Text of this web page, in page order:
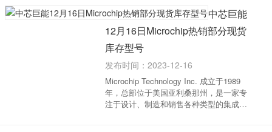
三代半导体等新产品完成产品体系搭建，
产品型号不断完善；...
中芯巨能
12月16日Microchip热销部分现货
库存型号
发布时间：2023-12-16
Microchip Technology Inc. 成立于1989
年，总部位于美国亚利桑那州，是一家专
注于设计、制造和销售各种类型的集成电